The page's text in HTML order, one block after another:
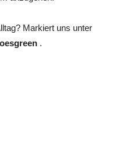
Markiert uns unter
.